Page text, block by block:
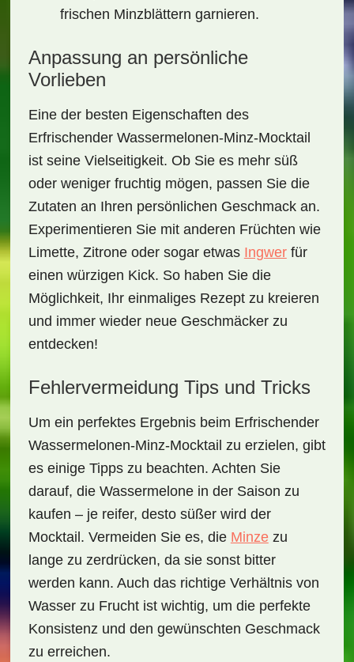
frischen Minzblättern garnieren.
Anpassung an persönliche
Vorlieben
Eine der besten Eigenschaften des
Erfrischender Wassermelonen-Minz-Mocktail
ist seine Vielseitigkeit. Ob Sie es mehr süß
oder weniger fruchtig mögen, passen Sie die
Zutaten an Ihren persönlichen Geschmack an.
Experimentieren Sie mit anderen Früchten wie
Limette, Zitrone oder sogar etwas Ingwerfür
einen würzigen Kick. So haben Sie die
Möglichkeit, Ihr einmaliges Rezept zu kreieren
und immer wieder neue Geschmäcker zu
entdecken!
Fehlervermeidung Tips und Tricks
Um ein perfektes Ergebnis beim Erfrischender
Wassermelonen-Minz-Mocktail zu erzielen, gibt
es einige Tipps zu beachten. Achten Sie
darauf, die Wassermelone in der Saison zu
kaufen – je reifer, desto süßer wird der
Mocktail. Vermeiden Sie es, die Minzezu
lange zu zerdrücken, da sie sonst bitter
werden kann. Auch das richtige Verhältnis von
Wasser zu Frucht ist wichtig, um die perfekte
Konsistenz und den gewünschten Geschmack
zu erreichen.